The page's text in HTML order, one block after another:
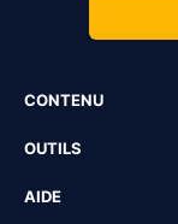
CONTENU
OUTILS
AIDE